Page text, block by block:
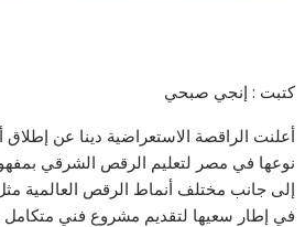
كتبت : إنجي صبحي
أعلنت الراقصة الاستعراضية دينا عن
نوعها في مصر لتعليم الرقص الشرقي
إلى جانب مختلف أنماط الرقص العالمية مثل
في إطار سعيها لتقديم مشروع فني